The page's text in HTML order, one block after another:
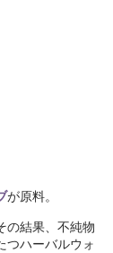
が原料。
の結果、不純物
つハーバルウォ